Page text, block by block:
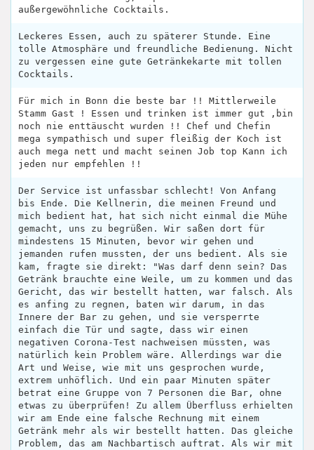
außergewöhnliche Cocktails.
Leckeres Essen, auch zu späterer Stunde. Eine
tolle Atmosphäre und freundliche Bedienung. Nicht
zu vergessen eine gute Getränkekarte mit tollen
Cocktails.
Für mich in Bonn die beste bar !! Mittlerweile
Stamm Gast ! Essen und trinken ist immer gut ,bin
noch nie enttäuscht wurden !! Chef und Chefin
mega sympathisch und super fleißig der Koch ist
auch mega nett und macht seinen Job top Kann ich
jeden nur empfehlen !!
Der Service ist unfassbar schlecht! Von Anfang
bis Ende. Die Kellnerin, die meinen Freund und
mich bedient hat, hat sich nicht einmal die Mühe
gemacht, uns zu begrüßen. Wir saßen dort für
mindestens 15 Minuten, bevor wir gehen und
jemanden rufen mussten, der uns bedient. Als sie
kam, fragte sie direkt: "Was darf denn sein? Das
Getränk brauchte eine Weile, um zu kommen und das
Gericht, das wir bestellt hatten, war falsch. Als
es anfing zu regnen, baten wir darum, in das
Innere der Bar zu gehen, und sie versperrte
einfach die Tür und sagte, dass wir einen
negativen Corona-Test nachweisen müssten, was
natürlich kein Problem wäre. Allerdings war die
Art und Weise, wie mit uns gesprochen wurde,
extrem unhöflich. Und ein paar Minuten später
betrat eine Gruppe von 7 Personen die Bar, ohne
etwas zu überprüfen! Zu allem Überfluss erhielten
wir am Ende eine falsche Rechnung mit einem
Getränk mehr als wir bestellt hatten. Das gleiche
Problem, das am Nachbartisch auftrat. Als wir mit